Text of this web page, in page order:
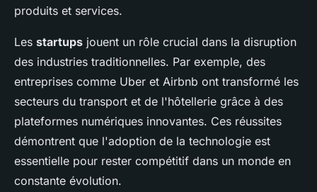
produits et services.
Les startups jouent un rôle crucial dans la disruption
des industries traditionnelles. Par exemple, des
entreprises comme Uber et Airbnb ont transformé les
secteurs du transport et de l'hôtellerie grâce à des
plateformes numériques innovantes. Ces réussites
démontrent que l'adoption de la technologie est
essentielle pour rester compétitif dans un monde en
constante évolution.